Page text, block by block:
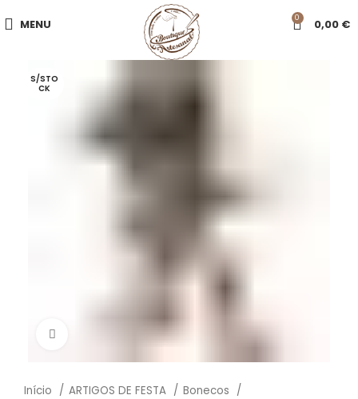
MENU 0 0,00 €
S/STO
CK
Início ARTIGOS DE FESTA
Bonecos